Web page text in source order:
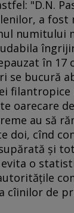
"D.N.
a fost
numitului
în 17
se bucură
oarecare
au să
doi, cînd
şi
o
cîinilor de